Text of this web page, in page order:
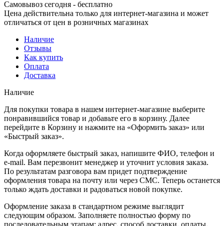
Самовывоз сегодня - бесплатно
Цена действительна только для интернет-магазина и может
отличаться от цен в розничных магазинах
Наличие
Отзывы
Как купить
Оплата
Доставка
Наличие
Для покупки товара в нашем интернет-магазине выберите
понравившийся товар и добавьте его в корзину. Далее
перейдите в Корзину и нажмите на «Оформить заказ» или
«Быстрый заказ».
Когда оформляете быстрый заказ, напишите ФИО, телефон и
e-mail. Вам перезвонит менеджер и уточнит условия заказа.
По результатам разговора вам придет подтверждение
оформления товара на почту или через СМС. Теперь останется
только ждать доставки и радоваться новой покупке.
Оформление заказа в стандартном режиме выглядит
следующим образом. Заполняете полностью форму по
последовательным этапам: адрес, способ доставки, оплаты,